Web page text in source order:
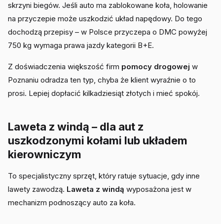
skrzyni biegów. Jeśli auto ma zablokowane koła, holowanie
na przyczepie może uszkodzić układ napędowy. Do tego
dochodzą przepisy – w Polsce przyczepa o DMC powyżej
750 kg wymaga prawa jazdy kategorii B+E.
Z doświadczenia większość firm pomocy drogowej w
Poznaniu odradza ten typ, chyba że klient wyraźnie o to
prosi. Lepiej dopłacić kilkadziesiąt złotych i mieć spokój.
Laweta z windą – dla aut z
uszkodzonymi kołami lub układem
kierowniczym
To specjalistyczny sprzęt, który ratuje sytuacje, gdy inne
lawety zawodzą. Laweta z windą wyposażona jest w
mechanizm podnoszący auto za koła.